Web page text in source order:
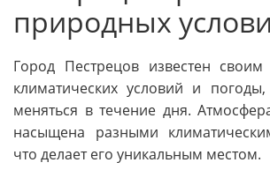
природных
Город Пестрецов известен
климатических условий и
меняться в течение дня.
насыщена разными
что делает его уникальным местом.